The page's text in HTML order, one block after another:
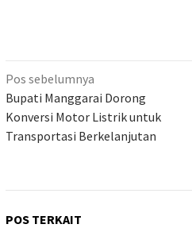
Navigasi
pos
Pos sebelumnya
Bupati Manggarai Dorong
Konversi Motor Listrik untuk
Transportasi Berkelanjutan
POS TERKAIT